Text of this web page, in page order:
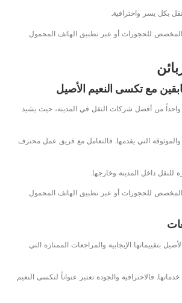
بكل يسر واحترافية.
للحجوزات أو عبر تطبيق الهاتف المحمول
مع تكسى النعيم الأصيل
واحداً من أفضل شركات النقل في المدينة، حيث يشيد
والموثوقة التي يقدمها. فالتعامل مع فريق عمل محترف
للنقل داخل المدينة وخارجها.
للحجوزات أو عبر تطبيق الهاتف المحمول
بتقييماتها الإيجابية والمراجعات الممتازة التي
فالاحترافية والجودة تعتبر عنواناً لتكسى النعيم